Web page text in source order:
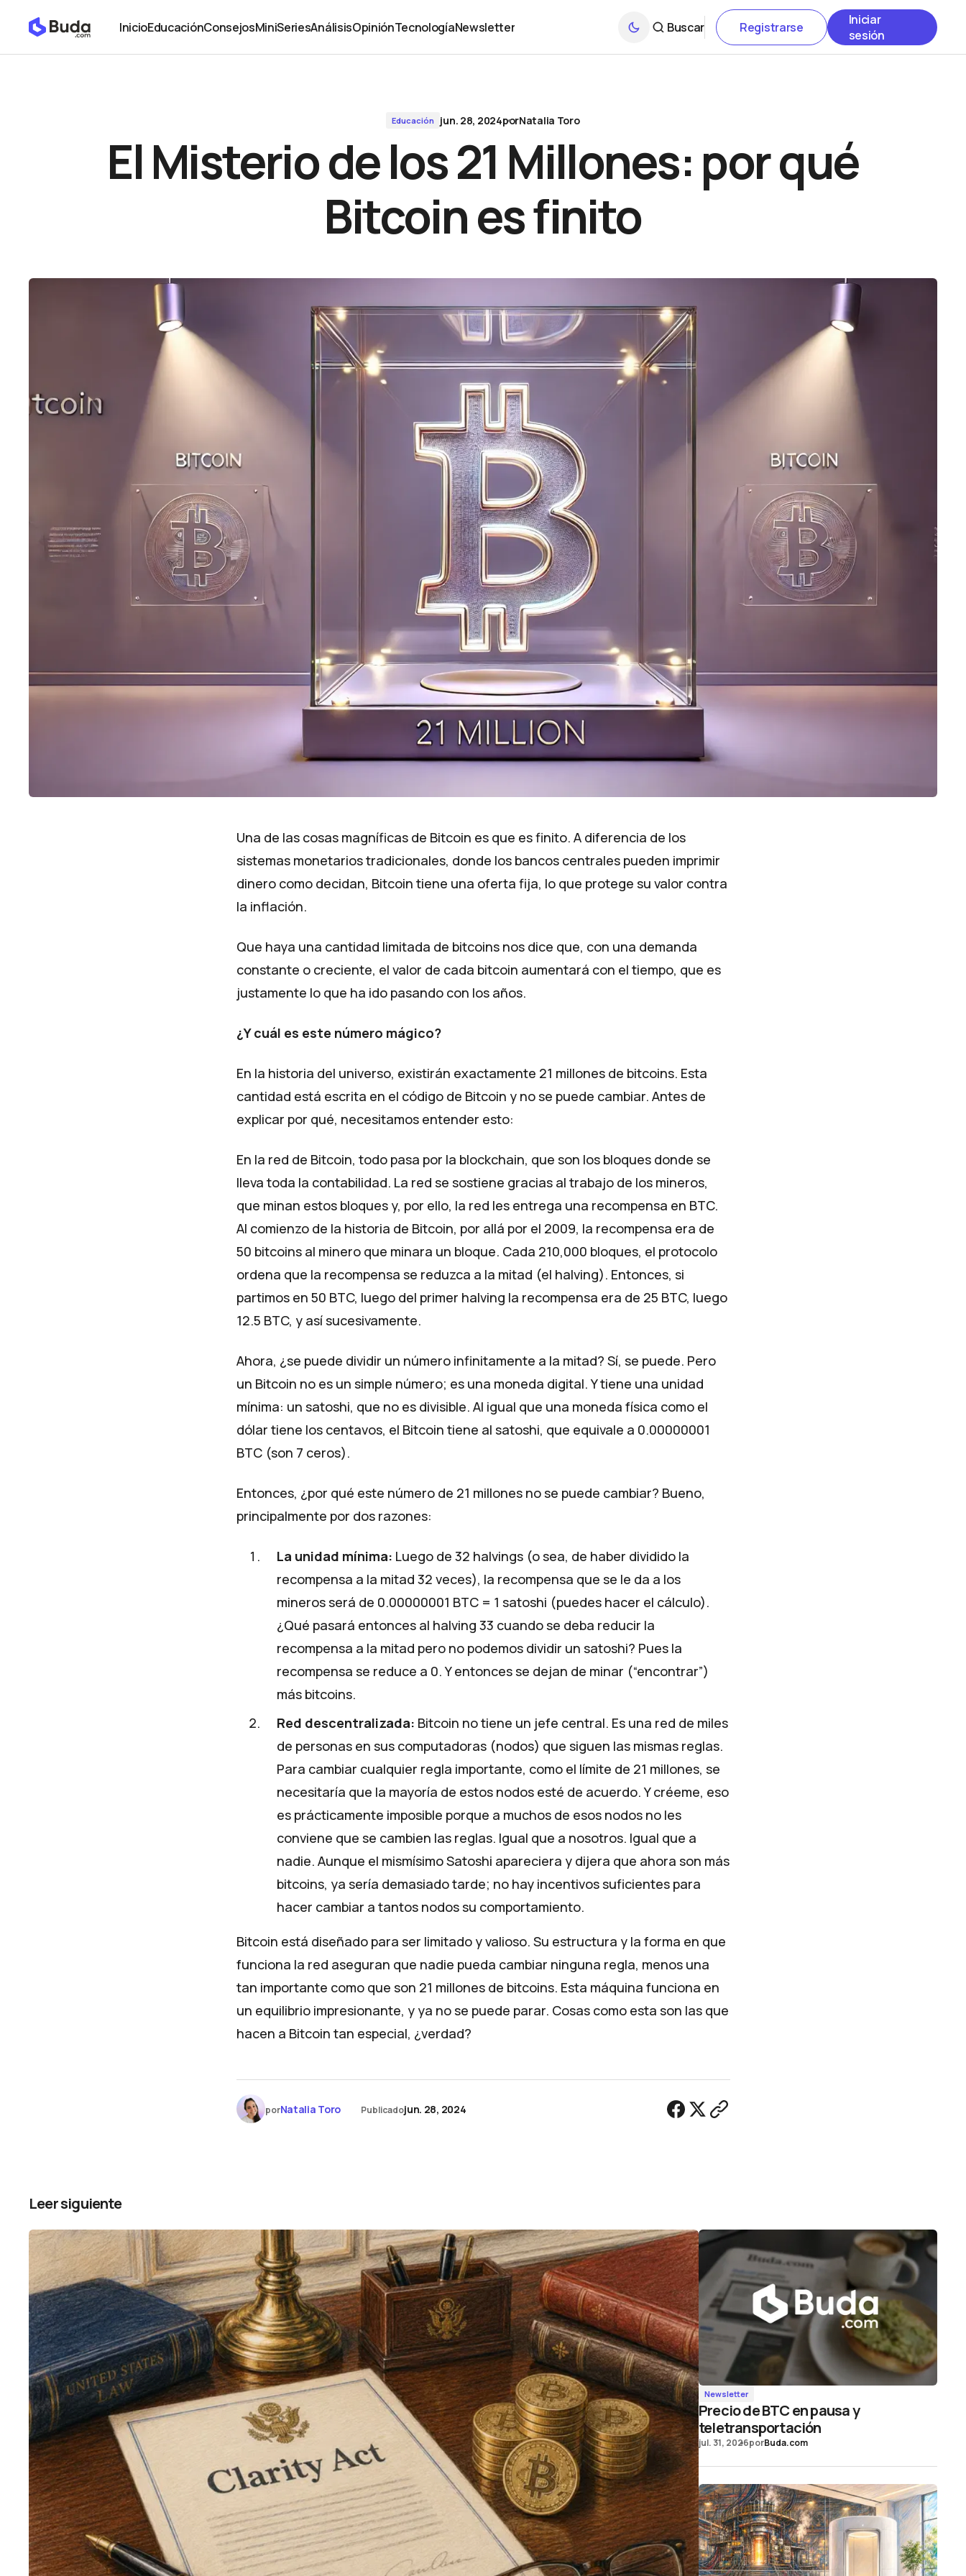
InicioEducaciónConsejosMiniSeriesAnálisisOpiniónTecnologíaNewsletter
Buscar Registrarse
Iniciar
sesión
Educación El Misterio de los 21 Millones: por qué Bitcoin es finito
Educación jun. 28, 2024porNatalia Toro
El Misterio de los 21 Millones: por qué
Bitcoin es finito
Una de las cosas magníficas de Bitcoin es que es finito. A diferencia de los
sistemas monetarios tradicionales, donde los bancos centrales pueden imprimir
dinero como decidan, Bitcoin tiene una oferta fija, lo que protege su valor contra
la inflación.
Que haya una cantidad limitada de bitcoins nos dice que, con una demanda
constante o creciente, el valor de cada bitcoin aumentará con el tiempo, que es
justamente lo que ha ido pasando con los años.
¿Y cuál es este número mágico?
En la historia del universo, existirán exactamente 21 millones de bitcoins. Esta
cantidad está escrita en el código de Bitcoin y no se puede cambiar. Antes de
explicar por qué, necesitamos entender esto:
En la red de Bitcoin, todo pasa por la blockchain, que son los bloques donde se
lleva toda la contabilidad. La red se sostiene gracias al trabajo de los mineros,
que minan estos bloques y, por ello, la red les entrega una recompensa en BTC.
Al comienzo de la historia de Bitcoin, por allá por el 2009, la recompensa era de
50 bitcoins al minero que minara un bloque. Cada 210,000 bloques, el protocolo
ordena que la recompensa se reduzca a la mitad (el halving). Entonces, si
partimos en 50 BTC, luego del primer halving la recompensa era de 25 BTC, luego
12.5 BTC, y así sucesivamente.
Ahora, ¿se puede dividir un número infinitamente a la mitad? Sí, se puede. Pero
un Bitcoin no es un simple número; es una moneda digital. Y tiene una unidad
mínima: un satoshi, que no es divisible. Al igual que una moneda física como el
dólar tiene los centavos, el Bitcoin tiene al satoshi, que equivale a 0.00000001
BTC (son 7 ceros).
Entonces, ¿por qué este número de 21 millones no se puede cambiar? Bueno,
principalmente por dos razones:
La unidad mínima: Luego de 32 halvings (o sea, de haber dividido la
recompensa a la mitad 32 veces), la recompensa que se le da a los
mineros será de 0.00000001 BTC = 1 satoshi (puedes hacer el cálculo).
¿Qué pasará entonces al halving 33 cuando se deba reducir la
recompensa a la mitad pero no podemos dividir un satoshi? Pues la
recompensa se reduce a 0. Y entonces se dejan de minar (“encontrar”)
más bitcoins.
Red descentralizada: Bitcoin no tiene un jefe central. Es una red de miles
de personas en sus computadoras (nodos) que siguen las mismas reglas.
Para cambiar cualquier regla importante, como el límite de 21 millones, se
necesitaría que la mayoría de estos nodos esté de acuerdo. Y créeme, eso
es prácticamente imposible porque a muchos de esos nodos no les
conviene que se cambien las reglas. Igual que a nosotros. Igual que a
nadie. Aunque el mismísimo Satoshi apareciera y dijera que ahora son más
bitcoins, ya sería demasiado tarde; no hay incentivos suficientes para
hacer cambiar a tantos nodos su comportamiento.
Bitcoin está diseñado para ser limitado y valioso. Su estructura y la forma en que
funciona la red aseguran que nadie pueda cambiar ninguna regla, menos una
tan importante como que son 21 millones de bitcoins. Esta máquina funciona en
un equilibrio impresionante, y ya no se puede parar. Cosas como esta son las que
hacen a Bitcoin tan especial, ¿verdad?
porNatalia Toro Publicadojun. 28, 2024
Leer siguiente
Newsletter
Precio de BTC en pausa y
teletransportación
jul. 31, 2026porBuda.com